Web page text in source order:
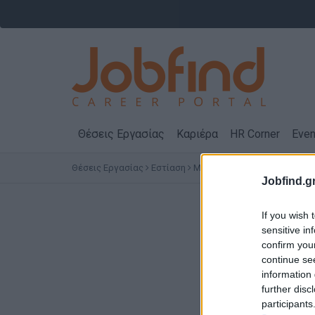
If you wish
sensitive
confirm
continue
information
further
Θέσεις Εργασίας Καριέρα HR Corner
Θέσεις Εργασίας Εστίαση Μπουφέ